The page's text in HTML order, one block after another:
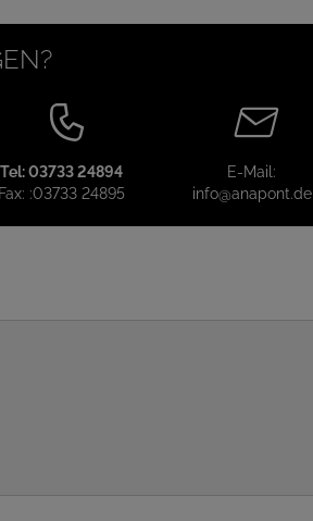
Tel:03733 24894
Fax: :03733 24895
E-Mail:
info@anapont.de